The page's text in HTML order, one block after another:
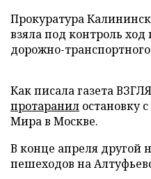
Прокуратура
взяла под контроль
дорожно-
Как писала газета
протаранил остановку
Мира в Москве.
В конце апреля другой
пешеходов на